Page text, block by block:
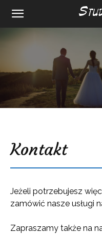
Kontakt
Jeżeli potrzebujesz
zamówić nasze usługi
Zapraszamy także na